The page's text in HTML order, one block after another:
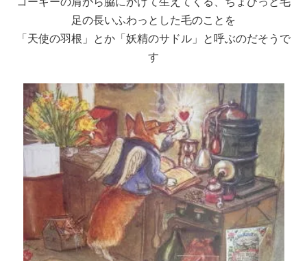
足の長いふわっとした毛のことを
「天使の羽根」とか「妖精のサドル」と呼ぶのだそうで
す